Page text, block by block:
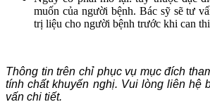
muốn của người bệnh. Bác sỹ sẽ tư
trị liệu cho người bệnh trước khi can
Thông tin trên chỉ phục vụ mục đích
tính chất khuyến nghị. Vui lòng liên hệ
vấn chi tiết.